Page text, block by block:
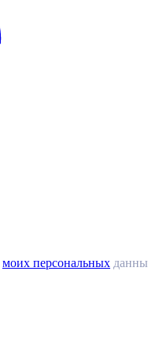
моих персональных